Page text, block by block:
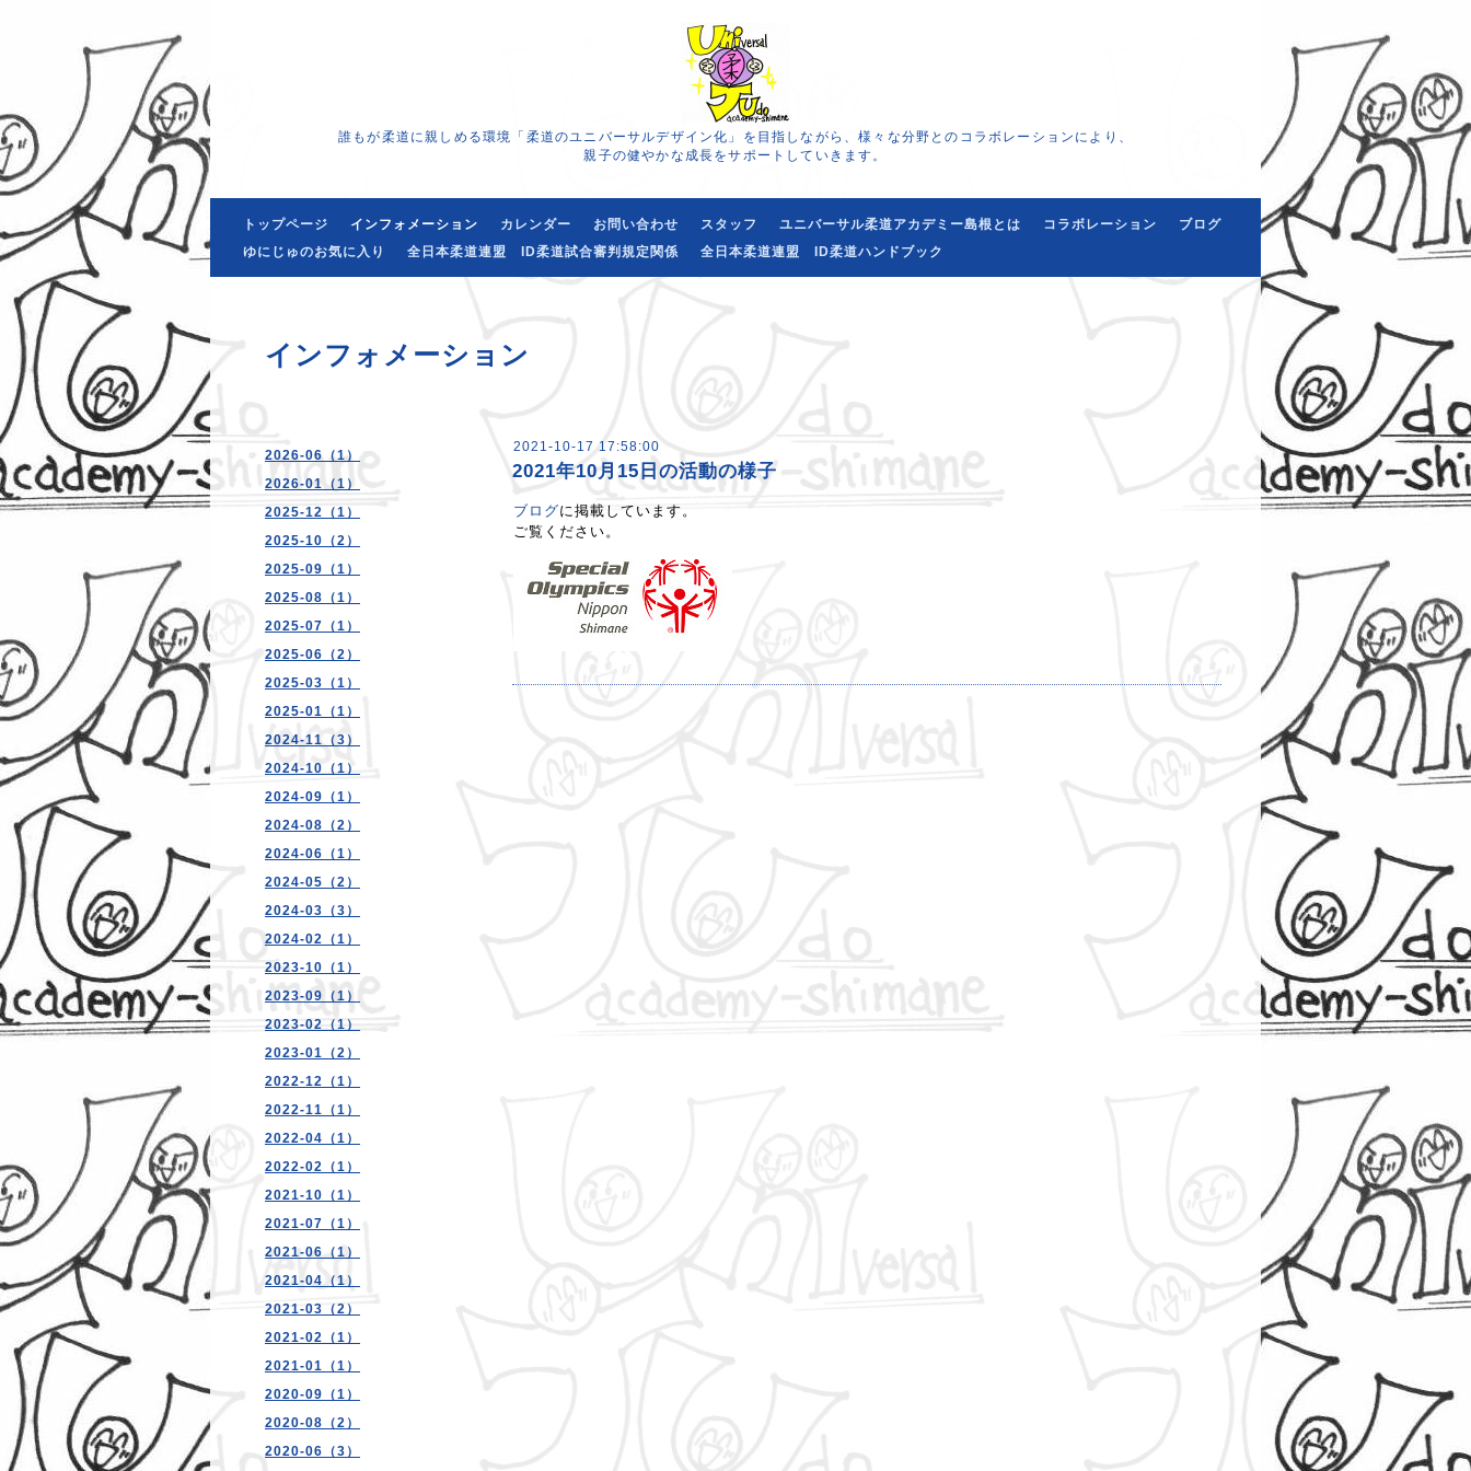
誰もが柔道に親しめる環境「柔道のユニバーサルデザイン化」を目指しながら、様々な分野とのコラボレーションにより、
親子の健やかな成長をサポートしていきます。
トップページ インフォメーション カレンダー お問い合わせ スタッフ ユニバーサル柔道アカデミー島根とは コラボレーション
ブログ
ゆにじゅのお気に入り
全日本柔道連盟 ID柔道試合審判規定関係 全日本柔道連盟 ID柔道ハンドブック
2026-06（1）
2026-01（1）
2025-12（1）
2025-10（2）
2025-09（1）
2025-08（1）
2025-07（1）
2025-06（2）
2025-03（1）
2025-01（1）
2024-11（3）
2024-10（1）
2024-09（1）
2024-08（2）
2024-06（1）
2024-05（2）
2024-03（3）
2024-02（1）
2023-10（1）
2023-09（1）
2023-02（1）
2023-01（2）
2022-12（1）
2022-11（1）
2022-04（1）
2022-02（1）
2021-10（1）
2021-07（1）
2021-06（1）
2021-04（1）
2021-03（2）
2021-02（1）
2021-01（1）
2020-09（1）
2020-08（2）
2020-06（3）
インフォメーション
2021-10-17 17:58:00
2021年10月15日の活動の様子
ブログに掲載しています。
ご覧ください。